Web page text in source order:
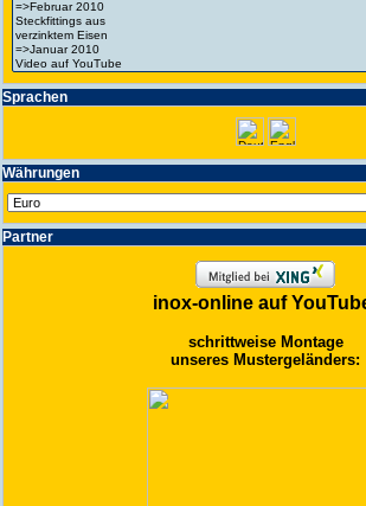
Spra­chen
Wäh­run­gen
Partner
inox-online auf
schrittweise Montage
unseres Mustergeländers: